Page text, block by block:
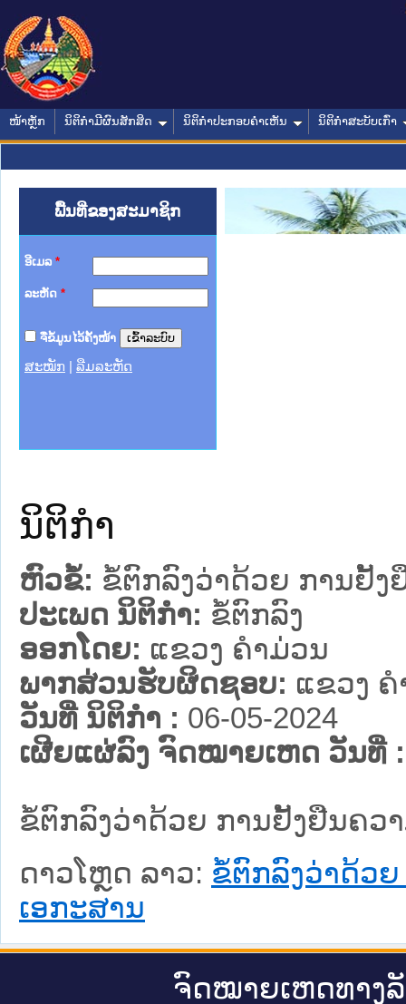
ໜ້າຫຼັກ ນິຕິກໍາມີຜົນສັກສິດ ນິຕິກໍາປະກອບຄໍາເຫັນ ນິຕິກໍາສະບັບເກົ່າ
ພື້ນທີ່ຂອງສະມາຊິກ
ອີເມລ *
ລະຫັດ *
ຈື່ຂໍ້ມູນໄວ້ຄັ້ງໜ້າ
ສະໝັກ ລືມລະຫັດ
ຊາຊົນ ພາກເໜືອ
ການ
ກາງ
ກໃຕ້
ນຕຳຫຼວດປະຊາຊົນ
ສັນຕິບານປະຊາຊົນ
ກເໜືອ
ຊາຊົນ ພາກກາງ
ນິຕິກໍາ
ຫົວຂໍ້: ຂໍ້ຕົກລົງວ່າດ້ວຍ ການຢັ້ງ
ປະເພດ ນິຕິກໍາ: ຂໍ້ຕົກລົງ
ອອກໂດຍ: ແຂວງ ຄໍາມ່ວນ
ພາກສ່ວນຮັບຜິດຊອບ: ແຂວງ
ວັນທີ່ ນິຕິກໍາ : 06-05-2024
ເຜີຍແຜ່ລົງ ຈົດໝາຍເຫດ ວັນທີ່ :
ຂໍ້ຕົກລົງວ່າດ້ວຍ ການຢັ້ງຢືນຄວ
ດາວໂຫຼດ ລາວ: ຂໍ້ຕົກລົງວ່າດ້ວ
ເອກະສານ
ຈົດ​ໝາຍ​ເຫດ​ທາງ​